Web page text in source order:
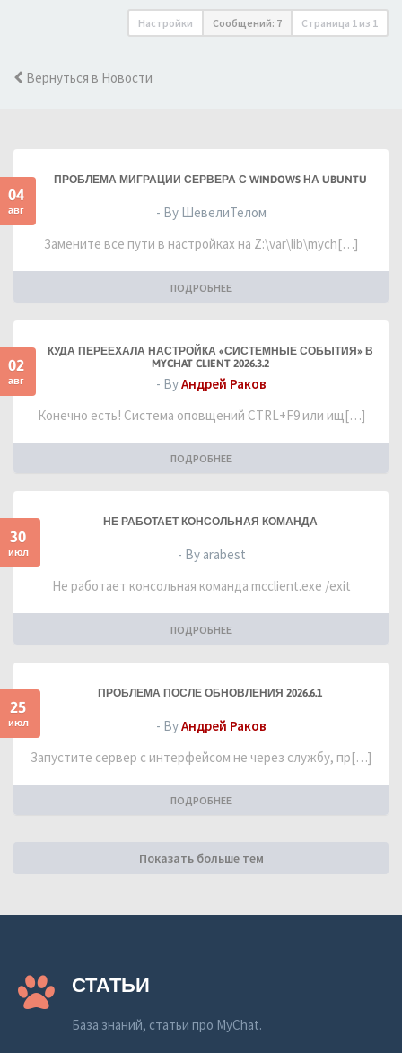
Настройки Сообщений: 7 Страница 1 из 1
Вернуться в Новости
04
авг
ПРОБЛЕМА МИГРАЦИИ СЕРВЕРА С WINDOWS НА UBUNTU
- By ШевелиТелом
Замените все пути в настройках на Z:\var\lib\mych[…]
ПОДРОБНЕЕ
02
авг
КУДА ПЕРЕЕХАЛА НАСТРОЙКА «СИСТЕМНЫЕ СОБЫТИЯ» В
MYCHAT CLIENT 2026.3.2
- ByАндрей Раков
Конечно есть! Система оповщений CTRL+F9 или ищ[…]
ПОДРОБНЕЕ
30
июл
НЕ РАБОТАЕТ КОНСОЛЬНАЯ КОМАНДА
- By arabest
Не работает консольная команда mcclient.exe /exit
ПОДРОБНЕЕ
25
июл
ПРОБЛЕМА ПОСЛЕ ОБНОВЛЕНИЯ 2026.6.1
- ByАндрей Раков
Запустите сервер с интерфейсом не через службу, пр[…]
ПОДРОБНЕЕ
Показать больше тем
СТАТЬИ
База знаний, статьи про MyChat.